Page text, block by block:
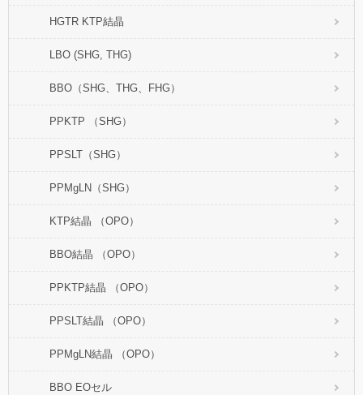
HGTR KTP結晶
LBO (SHG, THG)
BBO（SHG、THG、FHG）
PPKTP （SHG）
PPSLT（SHG）
PPMgLN（SHG）
KTP結晶 （OPO）
BBO結晶 （OPO）
PPKTP結晶 （OPO）
PPSLT結晶 （OPO）
PPMgLN結晶 （OPO）
BBO EOセル